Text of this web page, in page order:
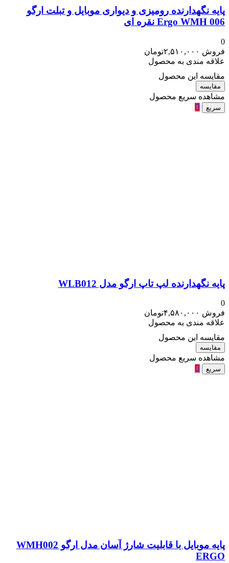
پایه نگهدارنده رومیزی و دیواری موبایل و تبلت ارگو
Ergo WMH 006 نقره ای
0
فروش ۲,۵۱۰,۰۰۰تومان
علاقه مندی به محصول
مقایسه این محصول
مقایسه
مشاهده سریع محصول
سریع
پایه نگهدارنده لپ تاپ ارگو مدل WLB012
0
فروش ۴,۵۸۰,۰۰۰تومان
علاقه مندی به محصول
مقایسه این محصول
مقایسه
مشاهده سریع محصول
سریع
پایه موبایل با قابلیت شارژ آسان مدل ارگو WMH002
ERGO